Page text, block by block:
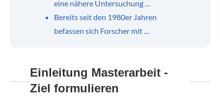
eine nähere Untersuchung …
Bereits seit den 1980er Jahren
befassen sich Forscher mit …
Einleitung Masterarbeit -
Ziel formulieren